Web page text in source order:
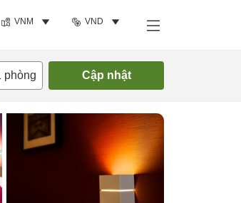
VNM VND
phòng Cập nhật
Tìm phòng trống